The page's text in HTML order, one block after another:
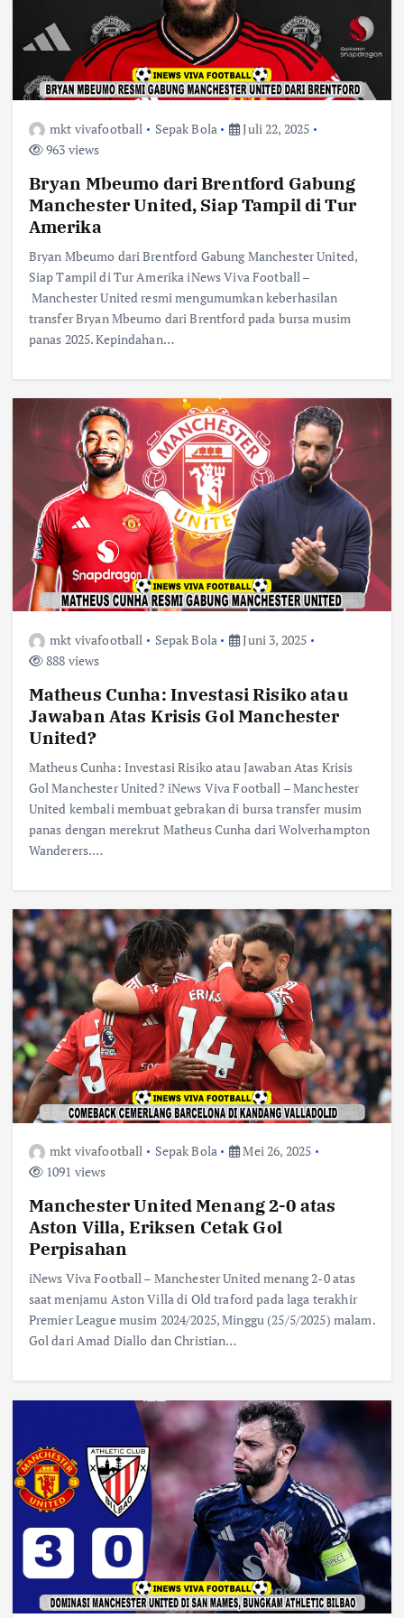
mkt vivafootball Sepak Bola
Juli 22, 2025
963 views
Bryan Mbeumo dari Brentford Gabung
Manchester United, Siap Tampil di Tur
Amerika
Bryan Mbeumo dari Brentford Gabung Manchester United,
Siap Tampil di Tur Amerika iNews Viva Football –
Manchester United resmi mengumumkan keberhasilan
transfer Bryan Mbeumo dari Brentford pada bursa musim
panas 2025. Kepindahan…
mkt vivafootball Sepak Bola
Juni 3, 2025
888 views
Matheus Cunha: Investasi Risiko atau
Jawaban Atas Krisis Gol Manchester
United?
Matheus Cunha: Investasi Risiko atau Jawaban Atas Krisis
Gol Manchester United? iNews Viva Football – Manchester
United kembali membuat gebrakan di bursa transfer musim
panas dengan merekrut Matheus Cunha dari Wolverhampton
Wanderers.…
mkt vivafootball Sepak Bola
Mei 26, 2025
1091 views
Manchester United Menang 2-0 atas
Aston Villa, Eriksen Cetak Gol
Perpisahan
iNews Viva Football – Manchester United menang 2-0 atas
saat menjamu Aston Villa di Old traford pada laga terakhir
Premier League musim 2024/2025, Minggu (25/5/2025) malam.
Gol dari Amad Diallo dan Christian…